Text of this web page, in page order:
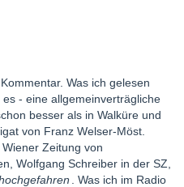
Was ich gelesen
- eine allgemeinverträgliche
besser als in Walküre und
von Franz Welser-Möst.
Zeitung von
Wolfgang Schreiber in der SZ,
. Was ich im Radio